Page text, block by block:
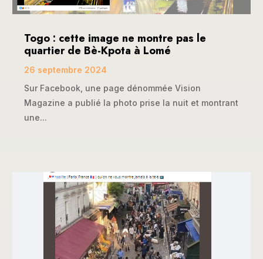
Togo : cette image ne montre pas le
quartier de Bè-Kpota à Lomé
26 septembre 2024
Sur Facebook, une page dénommée Vision
Magazine a publié la photo prise la nuit et montrant
une...